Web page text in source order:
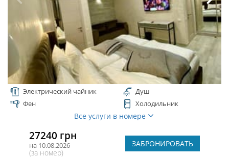
Электрический чайник
Душ
Фен
Холодильник
Все услуги в номере
27240 грн
на 10.08.2026
(за номер)
ЗАБРОНИРОВАТЬ